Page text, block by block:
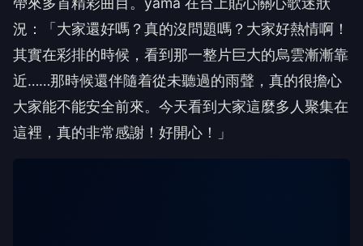
況：「大家還好嗎？真的沒問題嗎？大家好熱情啊！
其實在彩排的時候，看到那一整片巨大的烏雲漸漸靠
近……那時候還伴隨着從未聽過的雨聲，真的很擔心
大家能不能安全前來。今天看到大家這麼多人聚集在
這裡，真的非常感謝！好開心！」